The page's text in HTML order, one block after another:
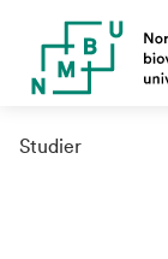
Studier